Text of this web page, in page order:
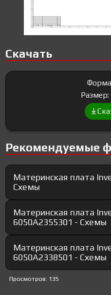
Скачать
Рекомендуемые
Материнская плата
Схемы
Материнская плата
6050A2355301 - Схемы
Материнская плата
6050A2338501 - Схемы
Просмотров: 135